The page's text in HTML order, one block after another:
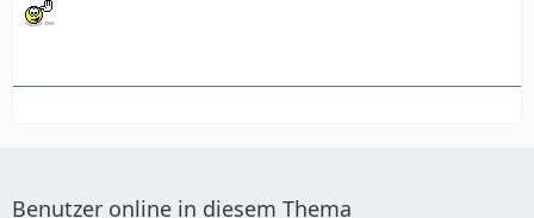
Benutzer online in diesem Thema